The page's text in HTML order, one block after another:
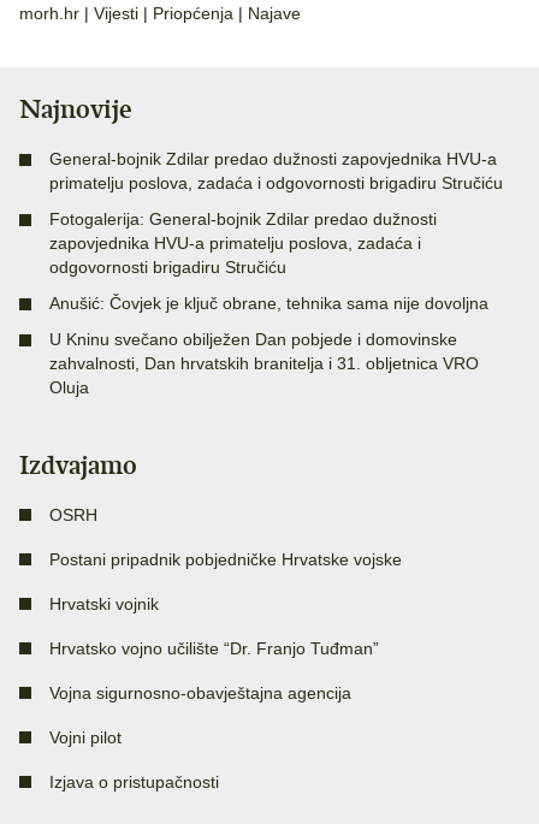
morh.hr | Vijesti | Priopćenja | Najave
Najnovije
General-bojnik Zdilar predao dužnosti zapovjednika HVU-a
primatelju poslova, zadaća i odgovornosti brigadiru Stručiću
Fotogalerija: General-bojnik Zdilar predao dužnosti
zapovjednika HVU-a primatelju poslova, zadaća i
odgovornosti brigadiru Stručiću
Anušić: Čovjek je ključ obrane, tehnika sama nije dovoljna
U Kninu svečano obilježen Dan pobjede i domovinske
zahvalnosti, Dan hrvatskih branitelja i 31. obljetnica VRO
Oluja
Izdvajamo
OSRH
Postani pripadnik pobjedničke Hrvatske vojske
Hrvatski vojnik
Hrvatsko vojno učilište “Dr. Franjo Tuđman”
Vojna sigurnosno-obavještajna agencija
Vojni pilot
Izjava o pristupačnosti